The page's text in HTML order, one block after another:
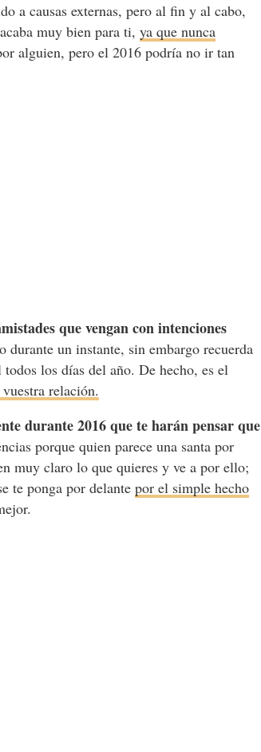
a causas externas, pero al fin y al cabo,
muy bien para ti,ya que nunca
alguien, pero el 2016 podría no ir tan
que vengan con intenciones
durante un instante, sin embargo recuerda
los días del año. De hecho, es el
relación.
durante 2016 que te harán pensar que
porque quien parece una santa por
muy claro lo que quieres y ve a por ello;
te ponga por delantepor el simple hecho